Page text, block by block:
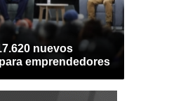
nuevos
emprendedores